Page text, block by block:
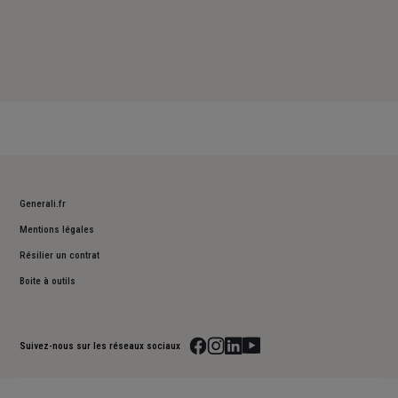
Generali.fr
Mentions légales
Résilier un contrat
Boite à outils
Suivez-nous sur les réseaux sociaux